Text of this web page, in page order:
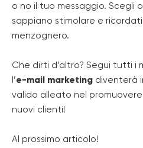
o no il tuo messaggio. Scegli
sappiano stimolare e
menzognero.
Che dirti d’altro? Segui tutti i
l’e-mail marketing diventerà
valido alleato nel
nuovi clienti!
Al prossimo articolo!